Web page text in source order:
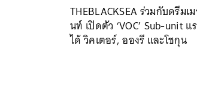
THEBLACKSEA ร่วมกับดรีมเ
นท์ เปิดตัว ‘VOC’ Sub-unit แ
ได้ วิคเตอร์, อองรี และโชกุน